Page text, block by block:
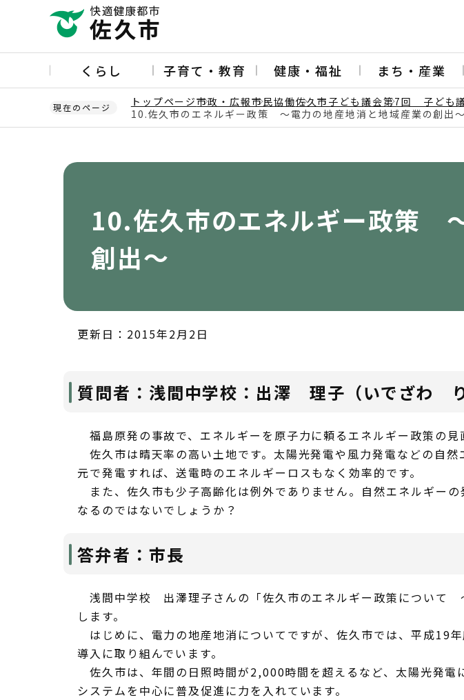
ー
の
頭
くらし 子育て・教育 健康・福祉 まち・産業
現在のページ トップページ市政・広報市民協働佐久市子ども議会第7回 子ども
10.佐久市のエネルギー政策 ～電力の地産地消と地域産業の創出～
10.佐久市のエネルギー政策
創出～
更新日：2015年2月2日
質問者：浅間中学校：出澤 理子（いでざわ
福島原発の事故で、エネルギーを原子力に頼るエネルギー政策の見
佐久市は晴天率の高い土地です。太陽光発電や風力発電などの自
元で発電すれば、送電時のエネルギーロスもなく効率的です。
また、佐久市も少子高齢化は例外でありません。自然エネルギー
なるのではないでしょうか？
答弁者：市長
浅間中学校 出澤理子さんの「佐久市のエネルギー政策について
します。
はじめに、電力の地産地消についてですが、佐久市では、平成19
導入に取り組んでいます。
佐久市は、年間の日照時間が2,000時間を超えるなど、太陽光発
システムを中心に普及促進に力を入れています。